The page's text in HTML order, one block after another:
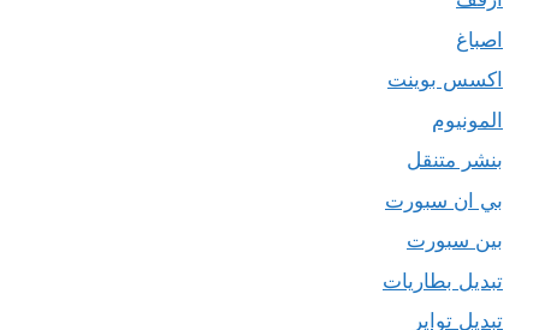
اصباغ
اكسس بوينت
المونيوم
بنشر متنقل
بي ان سبورت
بين سبورت
تبديل بطاريات
تبديل تواير